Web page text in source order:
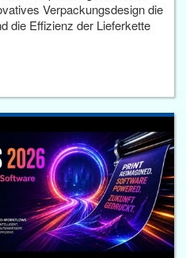
Verpackungsdesign die
die Effizienz der Lieferkette